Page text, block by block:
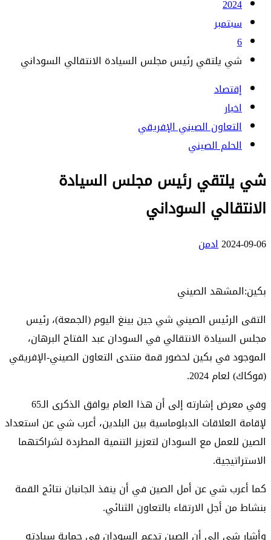
2024
سبتمبر
6
شي يلتقي رئيس مجلس السيادة الانتقالي السوداني
إقتصاد
اخبار
التعاون الصيني الإفريقي
الحلم الصيني
شي يلتقي رئيس مجلس السيادة
الانتقالي السوداني
2024-09-06ادمن
بكين:المشهد الصيني
التقى الرئيس الصيني شي جين بينغ اليوم (الجمعة)، رئيس
مجلس السيادة الانتقالي في السودان عبد الفتاح البرهان،
الموجود في بكين لحضور قمة منتدى التعاون الصيني-الإفريقي
(فوكاك) لعام 2024.
وفي معرض إشارته إلى أن هذا العام يوافق الذكرى الـ65
لإقامة العلاقات الدبلوماسية بين البلدين، أعرب شي عن استعداد
الصين للعمل مع السودان لتعزيز التنمية المطردة لشراكتهما
الاستراتيجية.
كما أعرب شي عن أمل الصين في أن ينفذ الجانبان نتائج القمة
بنشاط من أجل الارتقاء بالتعاون الثنائي.
وأشار شي إلى أن الصين تدعم السودان في حماية سيادته